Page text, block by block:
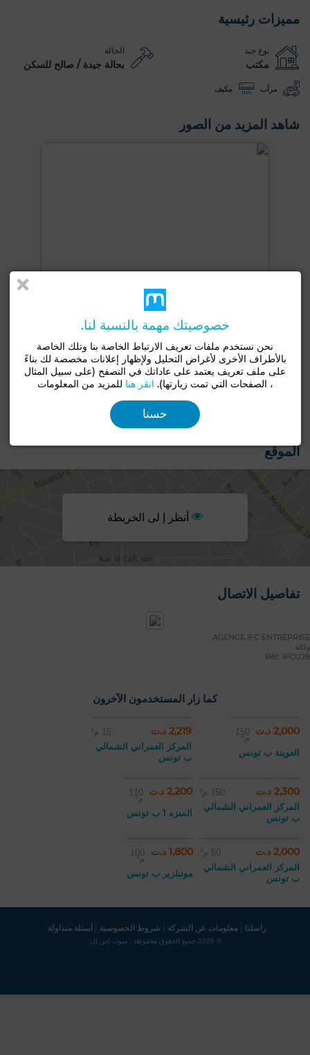
مميزات رئيسية
نوع جيد
مكتب
الحالة
بحالة جيدة / صالح للسكن
مرآب مكيف
شاهد المزيد من الصور
+2 صور
الموقع
أنظر إ لى الخريطة
تفاصيل الاتصال
AGENCE IFC ENTREPRISE
وكالة
Réf: IFCU28
كما زار المستخدمون الآخرون
2,000 د.ت 150
م²
العوينة ب تونس
2,219 د.ت 15 م²
المركز العمراني الشمالي
ب تونس
2,300 د.ت 150 م²
المركز العمراني الشمالي
ب تونس
2,200 د.ت 110
م²
المنزه 1 ب تونس
2,000 د.ت 60 م²
المركز العمراني الشمالي
ب تونس
1,800 د.ت 100
م²
مونبلزير ب تونس
راسلنا معلومات عن الشركة شروط الخصوصية أسئلة متداولة
© 2026 جميع الحقوق محفوظة . مبوب إس إل.
خصوصيتك مهمة بالنسبة لنا.
نحن نستخدم ملفات تعريف الارتباط الخاصة بنا وتلك الخاصة
بالأطراف الأخرى لأغراض التحليل ولإظهار إعلانات مخصصة لك بناءً
على ملف تعريف يعتمد على عاداتك في التصفح (على سبيل المثال
، الصفحات التي تمت زيارتها). انقر هنا للمزيد من المعلومات
حسنا